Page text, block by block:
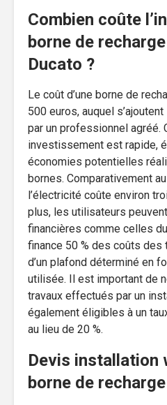
Combien coûte
borne de
Ducato ?
Le coût d’une borne de
500 euros, auquel
par un professionnel agréé.
investissement est rapide,
économies potentielles
bornes. Comparativement
l’électricité coûte environ
plus, les utilisateurs
financières comme celles
finance 50 % des coûts des
d’un plafond déterminé en
utilisée. Il est important de
travaux effectués par un
également éligibles à un
au lieu de 20 %.
Devis installation
borne de